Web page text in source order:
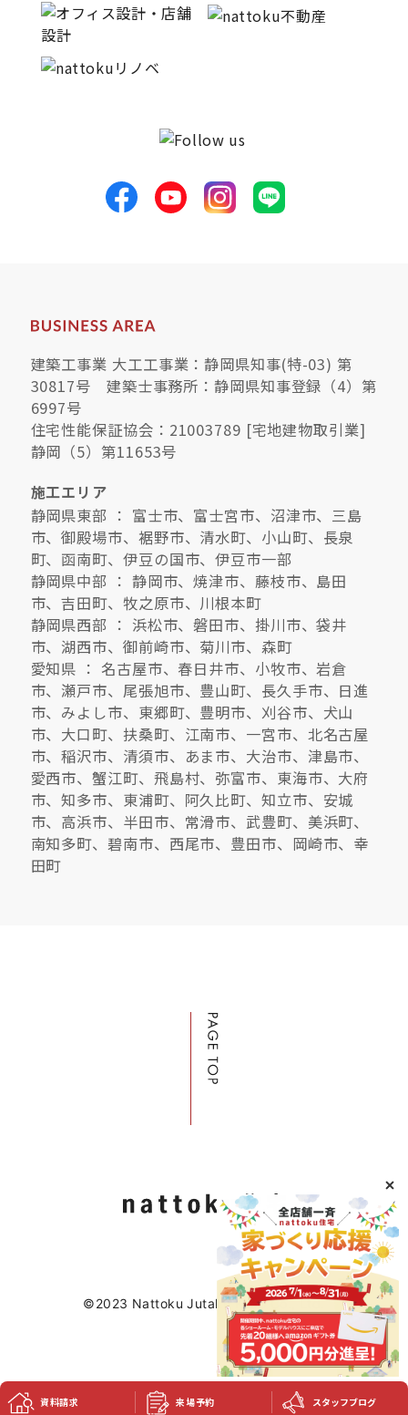
建築工事業 大工工事業：静岡県知事(特-03) 第
30817号 建築士事務所：静岡県知事登録（4）第
6997号
住宅性能保証協会：21003789 [宅地建物取引業]
静岡（5）第11653号
施工エリア
静岡県東部 ： 富士市、富士宮市、沼津市、三島
市、御殿場市、裾野市、清水町、小山町、長泉
町、函南町、伊豆の国市、伊豆市一部
静岡県中部 ： 静岡市、焼津市、藤枝市、島田
市、吉田町、牧之原市、川根本町
静岡県西部 ： 浜松市、磐田市、掛川市、袋井
市、湖西市、御前崎市、菊川市、森町
愛知県 ： 名古屋市、春日井市、小牧市、岩倉
市、瀬戸市、尾張旭市、豊山町、長久手市、日進
市、みよし市、東郷町、豊明市、刈谷市、犬山
市、大口町、扶桑町、江南市、一宮市、北名古屋
市、稲沢市、清須市、あま市、大治市、津島市、
愛西市、蟹江町、飛島村、弥富市、東海市、大府
市、知多市、東浦町、阿久比町、知立市、安城
市、高浜市、半田市、常滑市、武豊町、美浜町、
南知多町、碧南市、西尾市、豊田市、岡崎市、幸
田町
©2023 Nattoku Jutaku Kobo Co., Ltd.
資料請求 来場予約 スタッフブログ